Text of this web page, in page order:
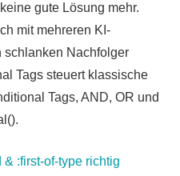
gute Lösung mehr.
mit mehreren KI-
schlanken Nachfolger
Tags steuert klassische
Tags, AND, OR und
:first-of-type richtig